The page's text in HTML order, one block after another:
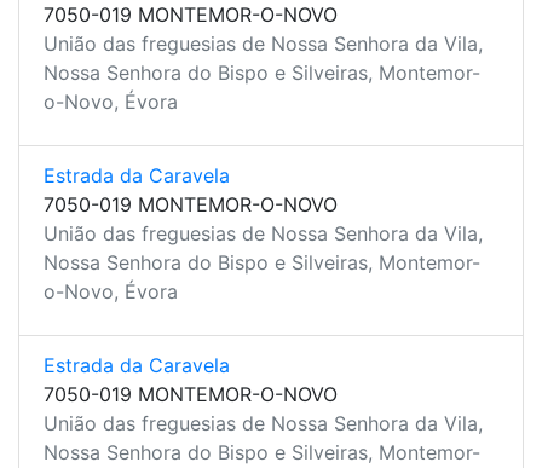
7050-019 MONTEMOR-O-NOVO
União das freguesias de Nossa Senhora da Vila,
Nossa Senhora do Bispo e Silveiras, Montemor-
o-Novo, Évora
Estrada da Caravela
7050-019 MONTEMOR-O-NOVO
União das freguesias de Nossa Senhora da Vila,
Nossa Senhora do Bispo e Silveiras, Montemor-
o-Novo, Évora
Estrada da Caravela
7050-019 MONTEMOR-O-NOVO
União das freguesias de Nossa Senhora da Vila,
Nossa Senhora do Bispo e Silveiras, Montemor-